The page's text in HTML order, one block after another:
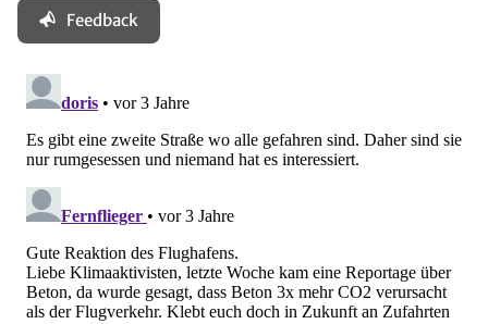
Feedback